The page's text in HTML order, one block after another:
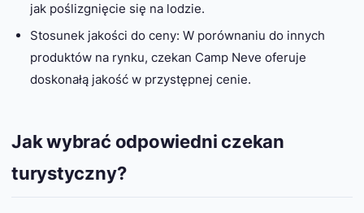
jak poślizgnięcie się na lodzie.
Stosunek jakości do ceny: W porównaniu do innych
produktów na rynku, czekan Camp Neve oferuje
doskonałą jakość w przystępnej cenie.
Jak wybrać odpowiedni czekan
turystyczny?